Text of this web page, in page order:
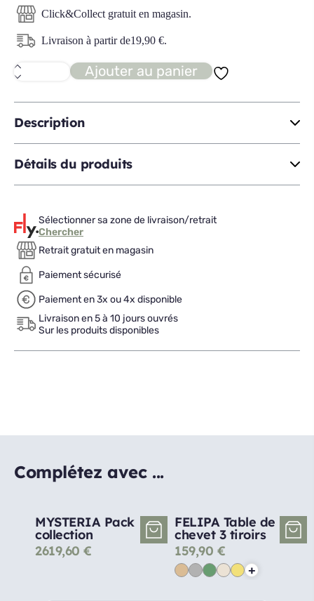
Click&Collect gratuit en magasin.
Livraison à partir de19,90 €.
quantité
de
tabouret
snack
Ajouter au panier
Description
Détails du produits
Sélectionner sa zone de livraison/retrait
Chercher
Retrait gratuit en magasin
Paiement sécurisé
Paiement en 3x ou 4x disponible
Livraison en 5 à 10 jours ouvrés
Sur les produits disponibles
Complétez avec ...
MYSTERIA Pack
collection
2619,60 €
FELIPA Table de
chevet 3 tiroirs
159,90 €
+